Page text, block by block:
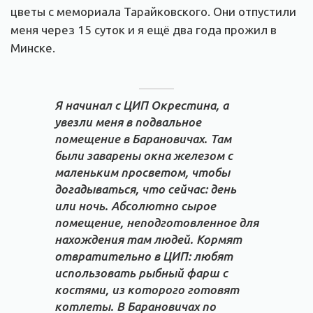
цветы с мемориала Тарайковского. Они отпустили
меня через 15 суток и я ещё два года прожил в
Минске.
Я начинал с ЦИП Окрестина, а
увезли меня в подвальное
помещение в Барановичах. Там
были заварены окна железом с
маленьким просветом, чтобы
догадываться, что сейчас: день
или ночь. Абсолютно сырое
помещение, неподготовленное для
нахождения там людей. Кормят
отвратительно в ЦИП: любят
использовать рыбный фарш с
костями, из которого готовят
котлеты. В Барановичах по